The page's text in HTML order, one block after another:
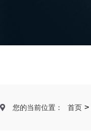
您的当前位置： 首页 >